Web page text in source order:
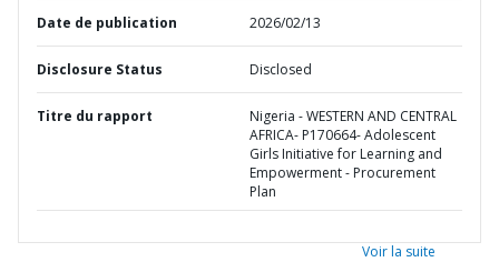
Date de publication 2026/02/13
Disclosure Status Disclosed
Titre du rapport
Nigeria - WESTERN AND CENTRAL
AFRICA- P170664- Adolescent
Girls Initiative for Learning and
Empowerment - Procurement
Plan
Voir la suite